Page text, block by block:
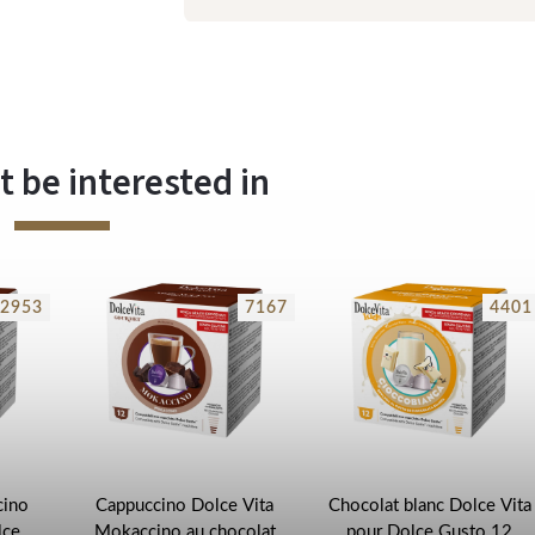
be interested in
2953
Cappuccino Dolce Vita
7167
Chocolat blanc Dolce Vita
4401